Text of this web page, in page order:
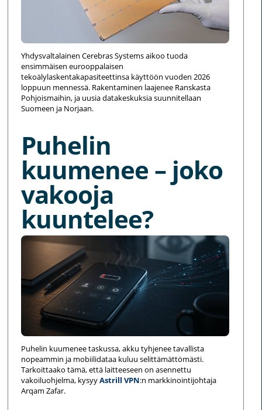
Yhdysvaltalainen Cerebras Systems aikoo tuoda
ensimmäisen eurooppalaisen
tekoälylaskentakapasiteettinsa käyttöön vuoden 2026
loppuun mennessä. Rakentaminen laajenee Ranskasta
Pohjoismaihin, ja uusia datakeskuksia suunnitellaan
Suomeen ja Norjaan.
Puhelin
kuumenee – joko
vakooja
kuuntelee?
Puhelin kuumenee taskussa, akku tyhjenee tavallista
nopeammin ja mobiilidataa kuluu selittämättömästi.
Tarkoittaako tämä, että laitteeseen on asennettu
vakoiluohjelma, kysyyAstrill VPN:n markkinointijohtaja
Arqam Zafar.